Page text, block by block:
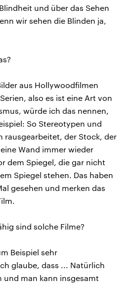
und über das Sehen
wir sehen die Blinden ja,
aus Hollywoodfilmen
also es ist eine Art von
würde ich das nennen,
So Stereotypen und
rausgearbeitet, der Stock, der
Wand immer wieder
dem Spiegel, die gar nicht
Spiegel stehen. Das haben
gesehen und merken das
sind solche Filme?
Beispiel sehr
glaube, dass ... Natürlich
und man kann insgesamt